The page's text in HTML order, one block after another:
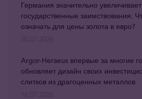
Германия значительно увеличивает
государственные заимствования.
означать для цены золота в евро?
Argor-Heraeus впервые за многие
обновляет дизайн своих
слитков из драгоценных металлов